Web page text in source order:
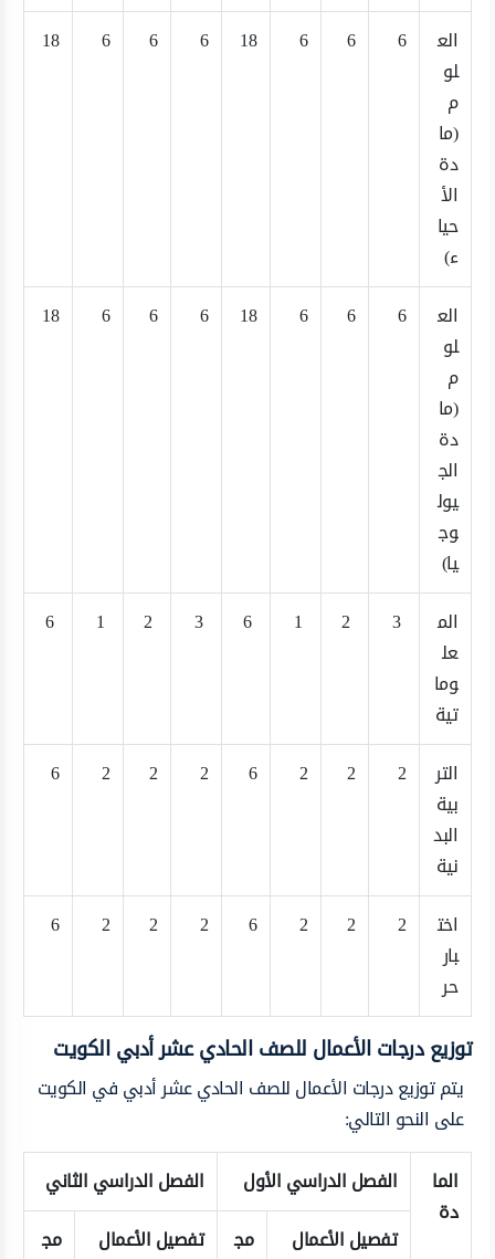
الع
لو
م
(ما
دة
الأ
حيا
ء)
6
6
6
18
6
6
6
18
الع
لو
م
(ما
دة
الج
يول
وج
يا)
6
6
6
18
6
6
6
18
الم
عل
وما
تية
3
2
6
3
2
6
التر
بية
البد
نية
2
2
2
6
2
2
2
6
اخت
بار
حر
2
2
2
6
2
2
2
6
توزيع درجات الأعمال للصف الحادي عشر أدبي الكويت
يتم توزيع درجات الأعمال للصف الحادي عشر أدبي في الكويت
على النحو التالي:
الما
دة
الفصل الدراسي الأول
الفصل الدراسي الثاني
تفصيل الأعمال
مج
تفصيل الأعمال
مج